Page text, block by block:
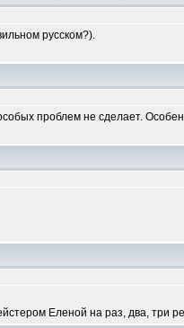
русском?).
проблем не сделает.
Еленой на раз, два, три